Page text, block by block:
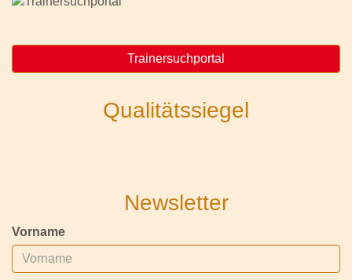
Trainersuchportal
Qualitätssiegel
Newsletter
Vorname